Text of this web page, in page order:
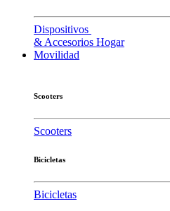
Dispositivos
& Accesorios Hogar
Movilidad
Scooters
Scooters
Bicicletas
Bicicletas